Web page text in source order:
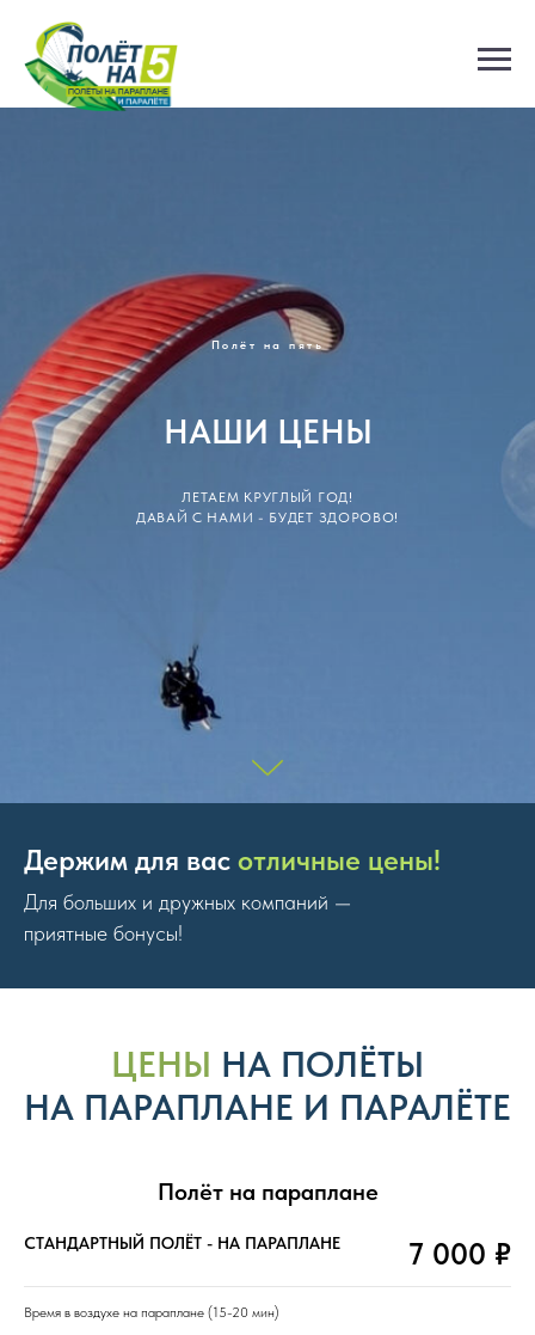
Полёт на пять
НАШИ ЦЕНЫ
ЛЕТАЕМ КРУГЛЫЙ ГОД!
ДАВАЙ С НАМИ - БУДЕТ ЗДОРОВО!
Держим для вас отличные цены!
Для больших и дружных компаний —
приятные бонусы!
ЦЕНЫ НА ПОЛЁТЫ
НА ПАРАПЛАНЕ И ПАРАЛЁТЕ
Полёт на параплане
СТАНДАРТНЫЙ ПОЛЁТ - НА ПАРАПЛАНЕ 7 000 ₽
Время в воздухе на параплане (15-20 мин)